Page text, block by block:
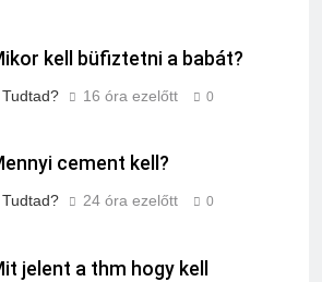
kell büfiztetni a babát?
Tudtad? 16 óra ezelőtt 0
cement kell?
Tudtad? 24 óra ezelőtt 0
jelent a thm hogy kell